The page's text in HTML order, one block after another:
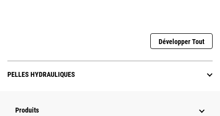
Développer Tout
PELLES HYDRAULIQUES
Produits